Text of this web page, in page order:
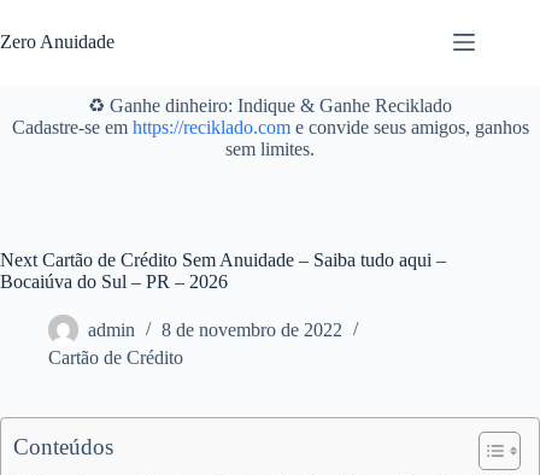
para
o
Zero Anuidade
♻️ Ganhe dinheiro: Indique & Ganhe Reciklado
Cadastre-se em https://reciklado.come convide seus amigos, ganhos
sem limites.
Next Cartão de Crédito Sem Anuidade – Saiba tudo aqui –
Bocaiúva do Sul – PR – 2026
admin
8 de novembro de 2022
Cartão de Crédito
Conteúdos